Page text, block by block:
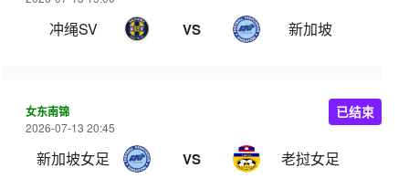
冲绳SV VS 新加坡
女东南锦
2026-07-13 20:45
新加坡女足 VS 老挝女足
已结束